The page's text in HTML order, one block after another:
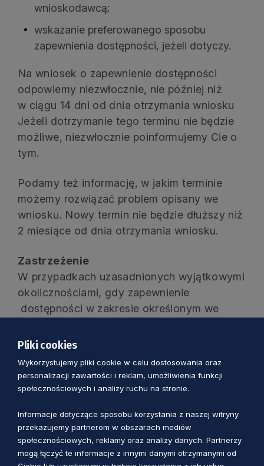
wnioskodawcą;
wskazanie preferowanego sposobu
zapewnienia dostępności, jeżeli dotyczy.
Na wniosek o zapewnienie dostępności
odpowiemy niezwłocznie, nie później niż
w ciągu 14 dni od dnia otrzymania wniosku
Jeżeli dotrzymanie tego terminu nie będzie
możliwe, niezwłocznie poinformujemy Cie o
tym.
Podamy też informację, w jakim terminie
możemy rozwiązać problem opisany we
wniosku. Nowy termin nie będzie dłuższy niż
2 miesiące od dnia otrzymania wniosku.
Zastrzeżenie
W przypadkach uzasadnionych wyjątkowymi
okolicznościami, gdy zapewnienie
dostępności w zakresie określonym we
niemożliwe lub znacznie utrudnione, w
lub prawnych, niezwłocznie zawiadomimy
Cię o braku możliwości zapewnienia
zobowiązujemy się zapewnić dostęp
alternatywny.
Pliki cookies
Wykorzystujemy pliki cookie w celu dostosowania oraz
personalizacji zawartości i reklam, umożliwienia funkcji
społecznościowych i analizy ruchu na stronie.
Informacje dotyczące sposobu korzystania z naszej witryny
przekazujemy partnerom w obszarach mediów
społecznościowych, reklamy oraz analizy danych. Partnerzy
mogą łączyć te informacje z innymi danymi otrzymanymi od